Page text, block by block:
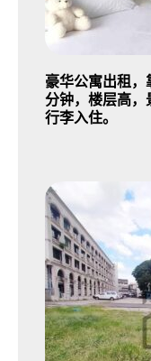
豪华公寓出租
分钟，楼层高
行李入住。